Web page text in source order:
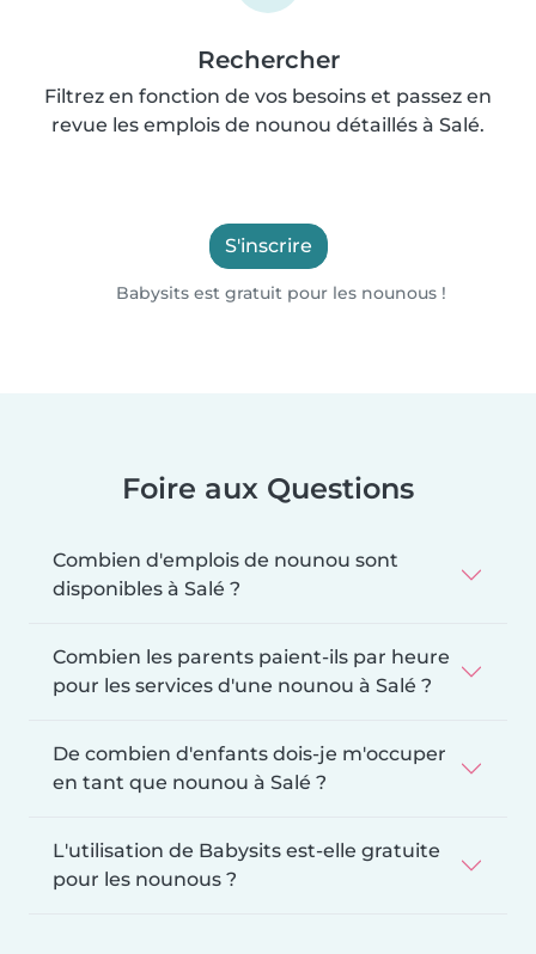
Rechercher
Filtrez en fonction de vos besoins et passez en
revue les emplois de nounou détaillés à Salé.
S'inscrire
Babysits est gratuit pour les nounous !
Foire aux Questions
Combien d'emplois de nounou sont
disponibles à Salé ?
Combien les parents paient-ils par heure
pour les services d'une nounou à Salé ?
De combien d'enfants dois-je m'occuper
en tant que nounou à Salé ?
L'utilisation de Babysits est-elle gratuite
pour les nounous ?